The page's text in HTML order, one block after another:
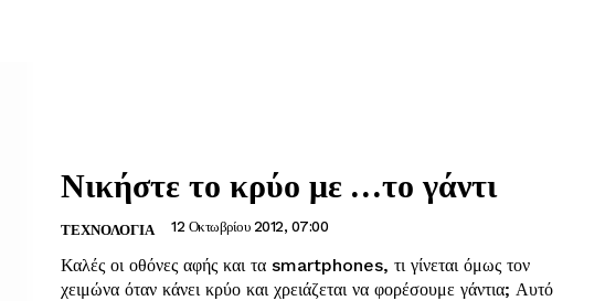
Νικήστε το κρύο με …το γάντι
ΤΕΧΝΟΛΟΓΙΑ 12 Οκτωβρίου 2012, 07:00
Καλές οι οθόνες αφής και τα smartphones, τι γίνεται όμως τον
χειμώνα όταν κάνει κρύο και χρειάζεται να φορέσουμε γάντια; Αυτό